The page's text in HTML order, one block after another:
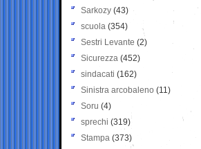
Sarkozy (43)
scuola (354)
Sestri Levante (2)
Sicurezza (452)
sindacati (162)
Sinistra arcobaleno (11)
Soru (4)
sprechi (319)
Stampa (373)